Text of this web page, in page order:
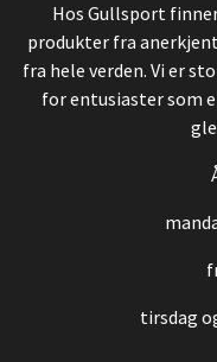
Hos Gullsport
produkter fra
fra hele verden. Vi er
for entusiaster som
tirsdag